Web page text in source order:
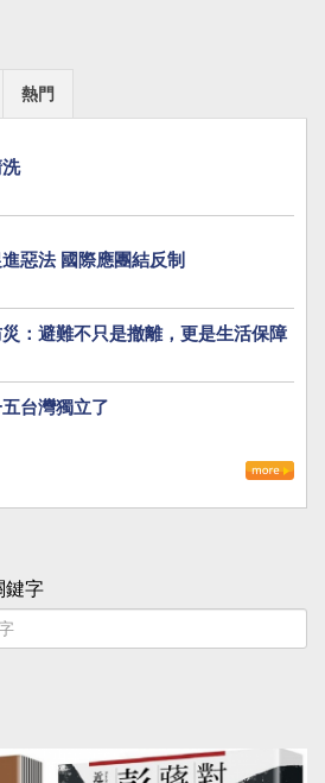
熱門
惡法 國際應團結反制
：避難不只是撤離，更是生活保障
台灣獨立了
鍵字